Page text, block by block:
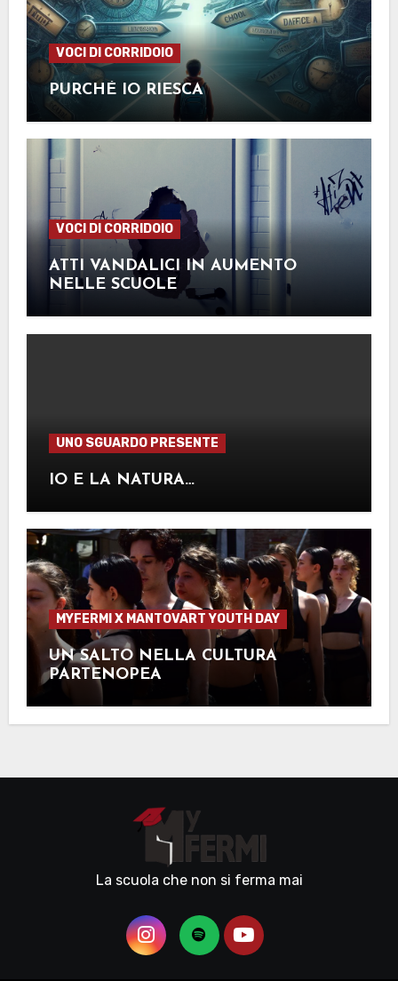
VOCI DI CORRIDOIO
PURCHÉ IO RIESCA
VOCI DI CORRIDOIO
ATTI VANDALICI IN AUMENTO
NELLE SCUOLE
UNO SGUARDO PRESENTE
IO E LA NATURA…
MYFERMI X MANTOVART YOUTH DAY
UN SALTO NELLA CULTURA
PARTENOPEA
La scuola che non si ferma mai